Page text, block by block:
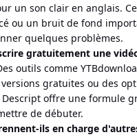
un son clair en anglais.
ou un bruit de fond
quelques problèmes.
gratuitement une
outils comme
gratuites ou des
offre une formule
de débuter.
ils en charge